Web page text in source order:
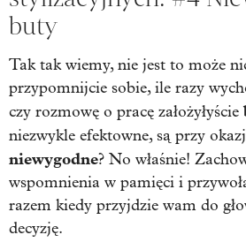
buty
Tak tak wiemy, nie jest to może
przypomnijcie sobie, ile razy
czy rozmowę o pracę założyłyście
niezwykle efektowne, są przy
niewygodne? No właśnie!
wspomnienia w pamięci i
razem kiedy przyjdzie wam do
decyzję.